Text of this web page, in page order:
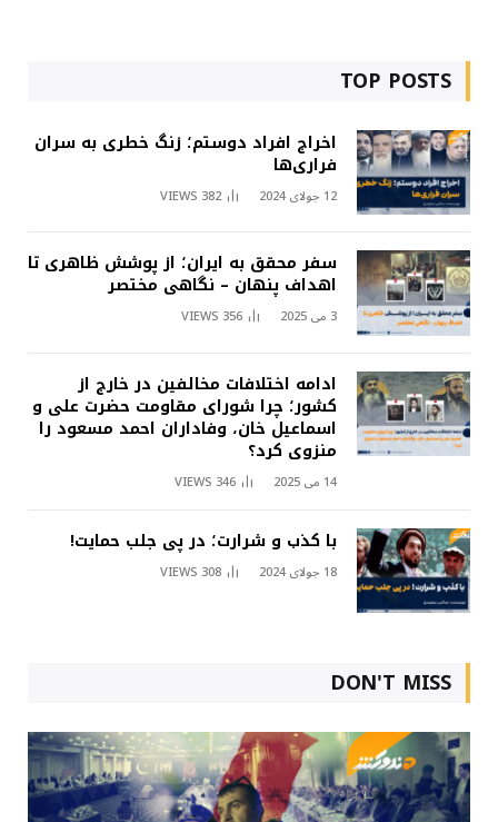
TOP POSTS
اخراج افراد دوستم؛ زنگ خطری به سران
فراری‌ها
12 جولای 2024 382
VIEWS
سفر محقق به ایران؛ از پوشش ظاهری تا
اهداف پنهان – نگاهی مختصر
3 می 2025 356
VIEWS
ادامه اختلافات مخالفین در خارج از
کشور؛ چرا شورای مقاومت حضرت علی و
اسماعیل خان، وفاداران احمد مسعود را
منزوی کرد؟
14 می 2025 346
VIEWS
با کذب و شرارت؛ در پی جلب حمایت!
18 جولای 2024 308
VIEWS
DON'T MISS